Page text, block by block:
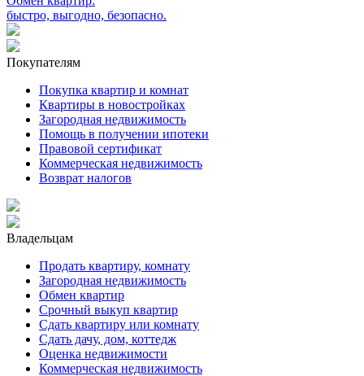
быстро, выгодно, безопасно.
Покупателям
Покупка квартир и комнат
Квартиры в новостройках
Загородная недвижимость
Помощь в получении ипотеки
Правовой сертификат
Коммерческая недвижимость
Возврат налогов
Владельцам
Продать квартиру, комнату
Загородная недвижимость
Обмен квартир
Срочный выкуп квартир
Сдать квартиру или комнату
Сдать дачу, дом, коттедж
Оценка недвижимости
Коммерческая недвижимость